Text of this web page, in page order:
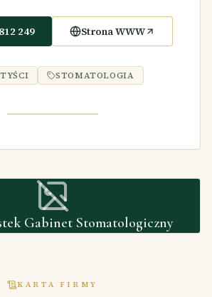
249 Strona WWW
STOMATOLOGIA
Gabinet Stomatologiczny
KARTA FIRMY